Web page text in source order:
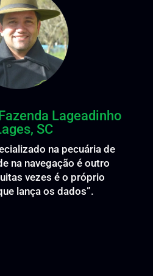
Lageadinho
SC
na pecuária de
na navegação é outro
vezes é o próprio
lança os dados”.